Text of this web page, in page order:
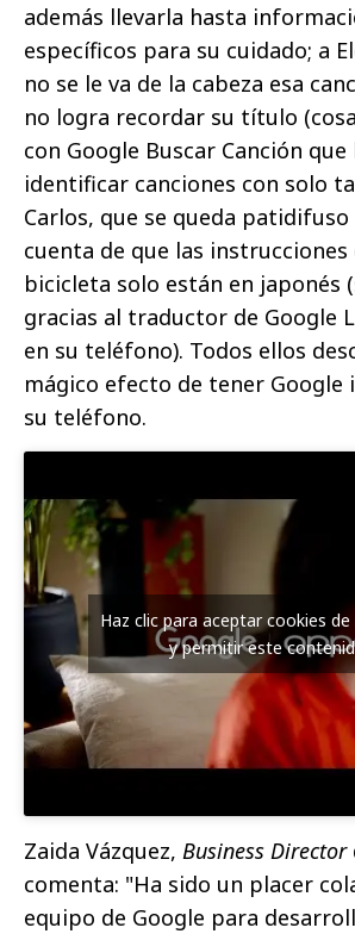
además llevarla hasta
específicos para su cuidado; a
no se le va de la cabeza esa
no logra recordar su título
con Google Buscar Canción
identificar canciones con solo
Carlos, que se queda patidifuso
cuenta de que las instrucciones
bicicleta solo están en japonés
gracias al traductor de Google
en su teléfono). Todos ellos
mágico efecto de tener Google
su teléfono.
Haz clic para aceptar cookies
y permitir este
Zaida Vázquez, Business Director
comenta: "Ha sido un placer
equipo de Google para